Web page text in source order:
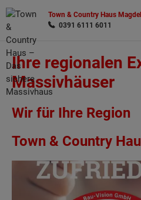
Town & Country Haus
0391 6111 6011
Ihre regionalen
Massivhäuser
Wir für Ihre Region
Town & Country
Wonach möchten Sie